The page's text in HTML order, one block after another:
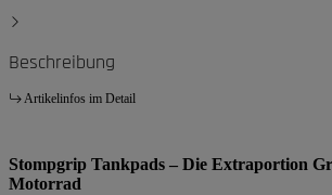
Beschreibung
Artikelinfos im Detail
Stompgrip Tankpads – Die Extraportion
Motorrad